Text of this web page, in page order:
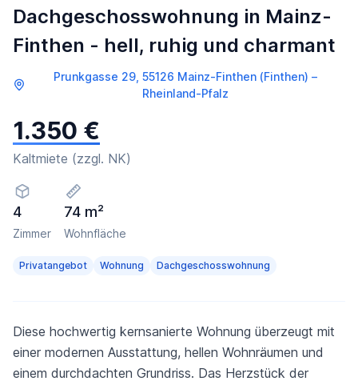
Dachgeschosswohnung in Mainz-
Finthen - hell, ruhig und charmant
Prunkgasse 29, 55126 Mainz-Finthen (Finthen) –
Rheinland-Pfalz
1.350 €
Kaltmiete (zzgl. NK)
4
Zimmer
74 m²
Wohnfläche
Privatangebot Wohnung Dachgeschosswohnung
Diese hochwertig kernsanierte Wohnung überzeugt mit
einer modernen Ausstattung, hellen Wohnräumen und
einem durchdachten Grundriss. Das Herzstück der